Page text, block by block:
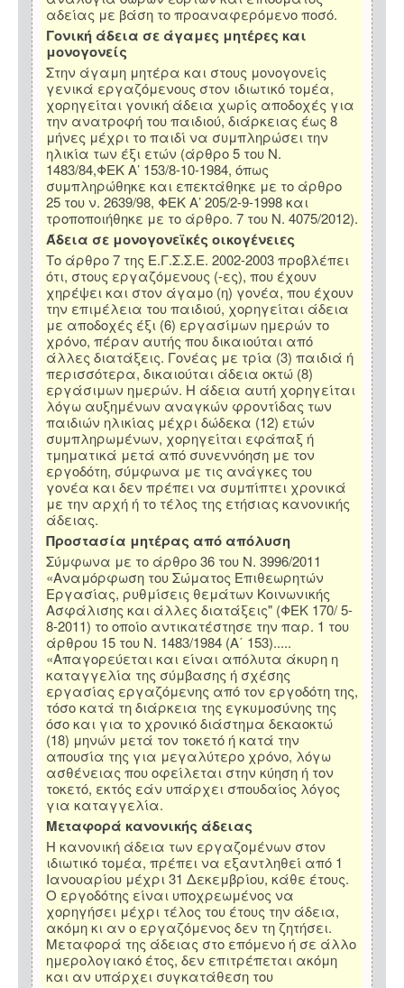
αδείας με βάση το προαναφερόμενο ποσό.
Γονική άδεια σε άγαμες μητέρες και
μονογονείς
Στην άγαμη μητέρα και στους μονογονείς
γενικά εργαζόμενους στον ιδιωτικό τομέα,
χορηγείται γονική άδεια χωρίς αποδοχές για
την ανατροφή του παιδιού, διάρκειας έως 8
μήνες μέχρι το παιδί να συμπληρώσει την
ηλικία των έξι ετών (άρθρο 5 του Ν.
1483/84,ΦΕΚ Α’ 153/8-10-1984, όπως
συμπληρώθηκε και επεκτάθηκε με το άρθρο
25 του ν. 2639/98, ΦΕΚ Α’ 205/2-9-1998 και
τροποποιήθηκε με το άρθρο. 7 του Ν. 4075/2012).
Άδεια σε μονογονεϊκές οικογένειες
Το άρθρο 7 της Ε.Γ.Σ.Σ.Ε. 2002-2003 προβλέπει
ότι, στους εργαζόμενους (-ες), που έχουν
χηρέψει και στον άγαμο (η) γονέα, που έχουν
την επιμέλεια του παιδιού, χορηγείται άδεια
με αποδοχές έξι (6) εργασίμων ημερών το
χρόνο, πέραν αυτής που δικαιούται από
άλλες διατάξεις. Γονέας με τρία (3) παιδιά ή
περισσότερα, δικαιούται άδεια οκτώ (8)
εργάσιμων ημερών. Η άδεια αυτή χορηγείται
λόγω αυξημένων αναγκών φροντίδας των
παιδιών ηλικίας μέχρι δώδεκα (12) ετών
συμπληρωμένων, χορηγείται εφάπαξ ή
τμηματικά μετά από συνεννόηση με τον
εργοδότη, σύμφωνα με τις ανάγκες του
γονέα και δεν πρέπει να συμπίπτει χρονικά
με την αρχή ή το τέλος της ετήσιας κανονικής
άδειας.
Προστασία μητέρας από απόλυση
Σύμφωνα με το άρθρο 36 του Ν. 3996/2011
«Αναμόρφωση του Σώματος Επιθεωρητών
Εργασίας, ρυθμίσεις θεμάτων Κοινωνικής
Ασφάλισης και άλλες διατάξεις" (ΦΕΚ 170/ 5-
8-2011) το οποίο αντικατέστησε την παρ. 1 του
άρθρου 15 του Ν. 1483/1984 (Α΄ 153).....
«Απαγορεύεται και είναι απόλυτα άκυρη η
καταγγελία της σύμβασης ή σχέσης
εργασίας εργαζόμενης από τον εργοδότη της,
τόσο κατά τη διάρκεια της εγκυμοσύνης της
όσο και για το χρονικό διάστημα δεκαοκτώ
(18) μηνών μετά τον τοκετό ή κατά την
απουσία της για μεγαλύτερο χρόνο, λόγω
ασθένειας που οφείλεται στην κύηση ή τον
τοκετό, εκτός εάν υπάρχει σπουδαίος λόγος
για καταγγελία.
Μεταφορά κανονικής άδειας
Η κανονική άδεια των εργαζομένων στον
ιδιωτικό τομέα, πρέπει να εξαντληθεί από 1
Ιανουαρίου μέχρι 31 Δεκεμβρίου, κάθε έτους.
Ο εργοδότης είναι υποχρεωμένος να
χορηγήσει μέχρι τέλος του έτους την άδεια,
ακόμη κι αν ο εργαζόμενος δεν τη ζητήσει.
Μεταφορά της άδειας στο επόμενο ή σε άλλο
ημερολογιακό έτος, δεν επιτρέπεται ακόμη
και αν υπάρχει συγκατάθεση του